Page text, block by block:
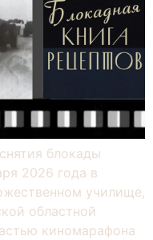
блокады
2026 года в
училище,
областной
киномарафона